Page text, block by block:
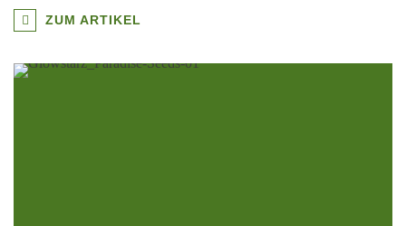
ZUM ARTIKEL